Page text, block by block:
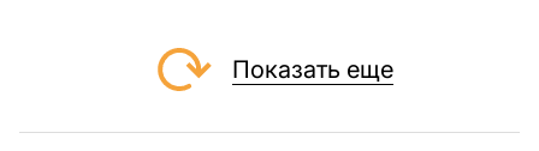
Показать еще